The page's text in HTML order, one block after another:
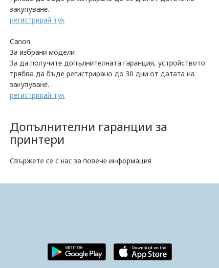
закупуване.
регистрирай тук
Canon
За избрани модели
За да получите допълнителната гаранция, устройството
трябва да бъде регистрирано до 30 дни от датата на
закупуване.
регистрирай тук
Допълнителни гаранции за
принтери
Свържете се с нас за повече информация